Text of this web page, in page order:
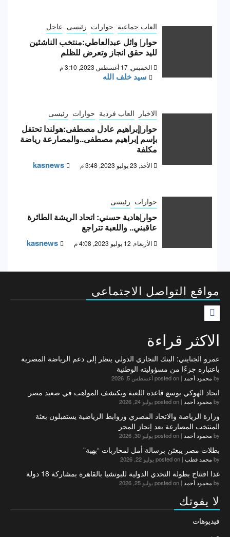
العاب جماعية حوارات رئيسى عاجل
حوار| وائل عبدالعاطي:منتخب الناشئين
لليد حقق انجاز وتعرض للظلم
الخميس, 17 أغسطس 2023, 3:10 م
سيد خلف الله
الاخبار العاب فردية حوارات رئيسى
حوار|إبراهيم عادل مصطفى:هولندا تحتفل
بإسم إبراهيم مصطفى..والمصارعة رياضة
مكلفة
الأحد, 23 يوليو 2023, 3:48 م kasnews
حوارات رئيسى
حوار|هادية حسني: اتحاد الريشة الطائرة
عاقبني.. واللعبة تتراجع
الأربعاء, 12 يوليو 2023, 4:08 م kasnews
مواقع التواصل الاجتماعى
الاكثر قراءة
عمرو الجنايني: البنك التجاري الدولي ينظر إلى دعم الرياضة المصرية
باعتباره جزءًا من مسؤوليته الوطنية
by محمود أحمد | posted on أغسطس 5, 2026
اتحاد الهوكي يوسع قاعدة اللعبة ويكتشف المواهب في صعيد مصر
by محمود أحمد | posted on يوليو 24, 2026
وزارة الرياضة والاتحاد المصري وروابط الرياضية يستقبلون بعثة
المنتخب المصارعة بعد إنجاز المجر
by محمود أحمد | posted on يوليو 30, 2026
بطلات مصر يبعثن برسالة أمل لمحاربات “بهية”
by محمد قطب | posted on يوليو 22, 2026
غدا افتتاح بطولة التحدي الدولية للبوتشيا بالقاهرة بمشاركة 18 دولة
by محمود أحمد | posted on يوليو 25, 2026
لا يفوتك
فيديوهات